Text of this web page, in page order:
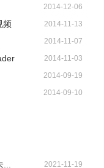
键，登录号自己的账
2014-12-06
频 2014-11-13
2014-11-07
2014-11-03
2014-09-19
2014-09-10
2021-11-19